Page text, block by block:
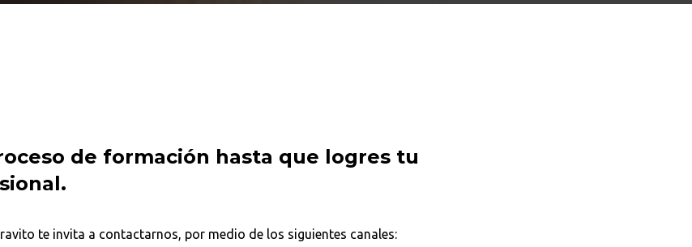
de formación hasta que logres tu
te invita a contactarnos, por medio de los siguientes canales: